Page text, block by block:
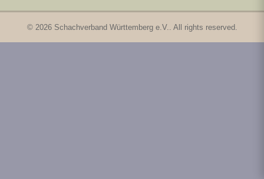
© 2026 Schachverband Württemberg e.V.. All rights reserved.